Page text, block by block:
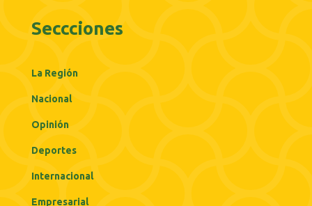
Seccciones
La Región
Nacional
Opinión
Deportes
Internacional
Empresarial